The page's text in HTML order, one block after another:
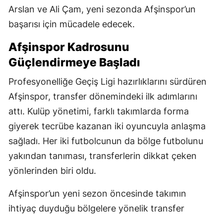
Arslan ve Ali Çam, yeni sezonda Afşinspor’un
başarısı için mücadele edecek.
Afşinspor Kadrosunu
Güçlendirmeye Başladı
Profesyonelliğe Geçiş Ligi hazırlıklarını sürdüren
Afşinspor, transfer dönemindeki ilk adımlarını
attı. Kulüp yönetimi, farklı takımlarda forma
giyerek tecrübe kazanan iki oyuncuyla anlaşma
sağladı. Her iki futbolcunun da bölge futbolunu
yakından tanıması, transferlerin dikkat çeken
yönlerinden biri oldu.
Afşinspor’un yeni sezon öncesinde takımın
ihtiyaç duyduğu bölgelere yönelik transfer